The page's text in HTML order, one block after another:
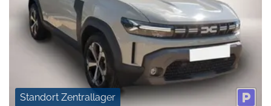
Standort Zentrallager